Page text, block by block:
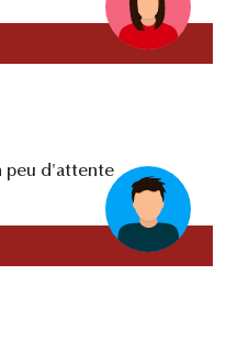
peu d'attente